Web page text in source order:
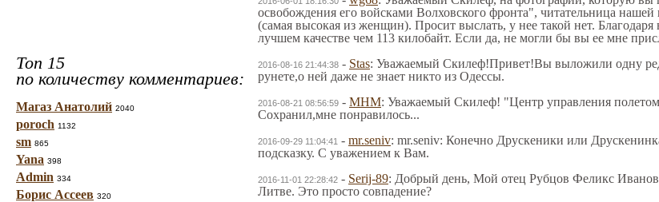
Топ 15
по количеству комментариев:
Магаз Анатолий 2040
poroch 1132
sm 865
Yana 398
Admin 334
Борис Ассеев 320
освобождения его войсками Волховского фронта", читательница
(самая высокая из женщин). Просит выслать, у нее такой нет.
лучшем качестве чем 113 килобайт. Если да, не могли бы вы ее мне
2016-08-16 21:44:38 - Stas: Уважаемый Скилеф!Привет!Вы выложили одну
рунете,о ней даже не знает никто из Одессы.
2016-08-21 08:56:59 - МНМ: Уважаемый Скилеф! "Центр управления
Сохранил,мне понравилось...
2016-09-29 11:04:41 - mr.seniv: mr.seniv: Конечно Друскеники или
подсказку. С уважением к Вам.
2016-11-01 22:28:42 - Serij-89: Добрый день, Mой отец Рубцов Феликс
Литве. Это просто совпадение?